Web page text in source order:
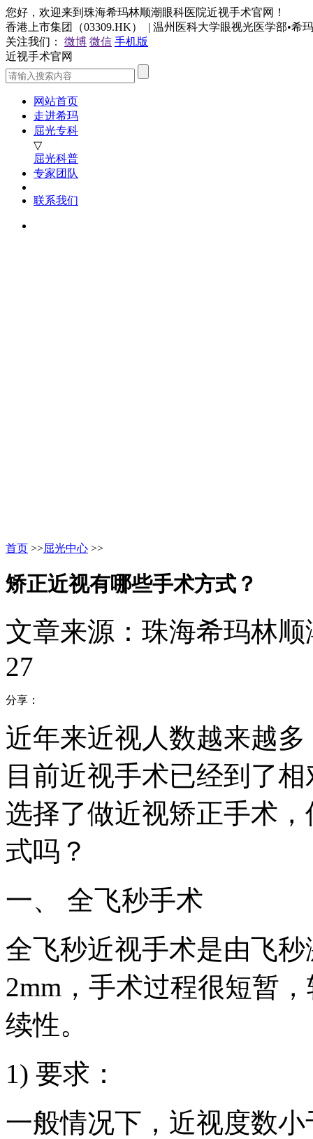
您好，欢迎来到珠海希玛林顺潮眼科医院近视手术官网！
香港上市集团（03309.HK） | 温州医科大学眼视光医学部•希
关注我们：
微博 微信 手机版
近视手术官网
网站首页
走进希玛
屈光专科
▽
屈光科普
专家团队
联系我们
首页 >>屈光中心 >>
矫正近视有哪些手术方式？
文章来源：珠海希玛林
27
分享：
近年来近视人数越来越
目前近视手术已经到了
选择了做近视矫正手术
式吗？
一、 全飞秒手术
全飞秒近视手术是由飞
2mm，手术过程很短暂
续性。
1) 要求：
一般情况下，近视度数